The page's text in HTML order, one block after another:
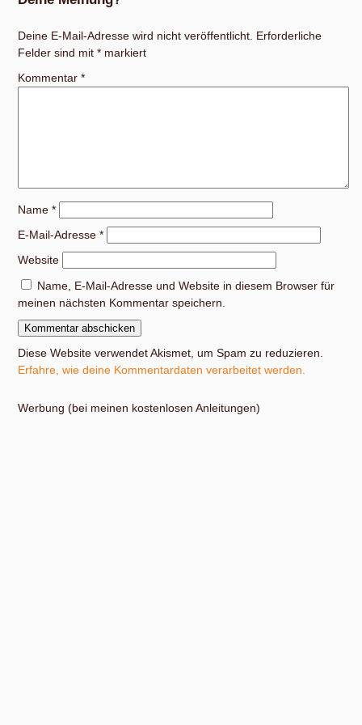
Deine E-Mail-Adresse wird nicht veröffentlicht. Erforderliche
Felder sind mit* markiert
Kommentar*
Name*
E-Mail-Adresse*
Website
Name, E-Mail-Adresse und Website in diesem Browser für
meinen nächsten Kommentar speichern.
Diese Website verwendet Akismet, um Spam zu reduzieren.
Erfahre, wie deine Kommentardaten verarbeitet werden.
Werbung (bei meinen kostenlosen Anleitungen)